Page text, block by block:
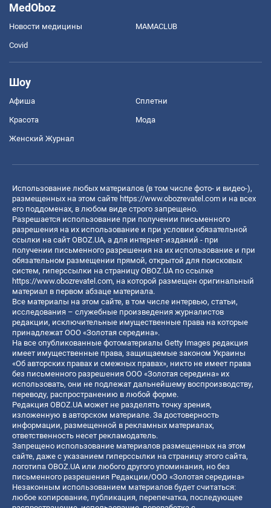
MedOboz
Новости медицины MAMACLUB
Covid
Шоу
Афиша Сплетни
Красота Мода
Женский Журнал
Использование любых материалов (в том числе фото- и видео-),
размещенных на этом сайте https://www.obozrevatel.com и на всех
его поддоменах, в любом виде строго запрещено.
Разрешается использование при получении письменного
разрешения на их использование и при условии обязательной
ссылки на сайт OBOZ.UA, а для интернет-изданий - при
получении письменного разрешения на их использование и при
обязательном размещении прямой, открытой для поисковых
систем, гиперссылки на страницу OBOZ.UA по ссылке
https://www.obozrevatel.com, на которой размещен оригинальный
материал в первом абзаце материала.
Все материалы на этом сайте, в том числе интервью, статьи,
исследования – служебные произведения журналистов
редакции, исключительные имущественные права на которые
принадлежат ООО «Золотая середина».
На все опубликованные фотоматериалы Getty Images редакция
имеет имущественные права, защищаемые законом Украины
«Об авторских правах и смежных правах», никто не имеет права
без письменного разрешения ООО «Золотая середина» их
использовать, они не подлежат дальнейшему воспроизводству,
переводу, распространению в любой форме.
Редакция OBOZ.UA может не разделять точку зрения,
изложенную в авторском материале. За достоверность
информации, размещенной в рекламных материалах,
ответственность несет рекламодатель.
Запрещено использование материалов размещенных на этом
сайте, даже с указанием гиперссылки на страницу этого сайта,
логотипа OBOZ.UA или любого другого упоминания, но без
письменного разрешения Редакции/ООО «Золотая середина»
Незаконным использованием материалов будет считаться:
любое копирование, публикация, перепечатка, последующее